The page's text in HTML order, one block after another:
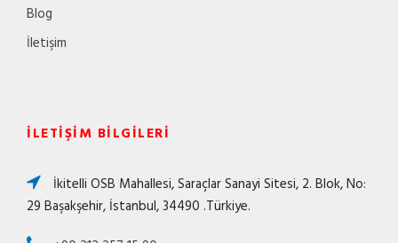
Blog
İletişim
İLETIŞIM BILGILERI
İkitelli OSB Mahallesi, Saraçlar Sanayi Sitesi, 2. Blok, No:
29 Başakşehir, İstanbul, 34490 .Türkiye.